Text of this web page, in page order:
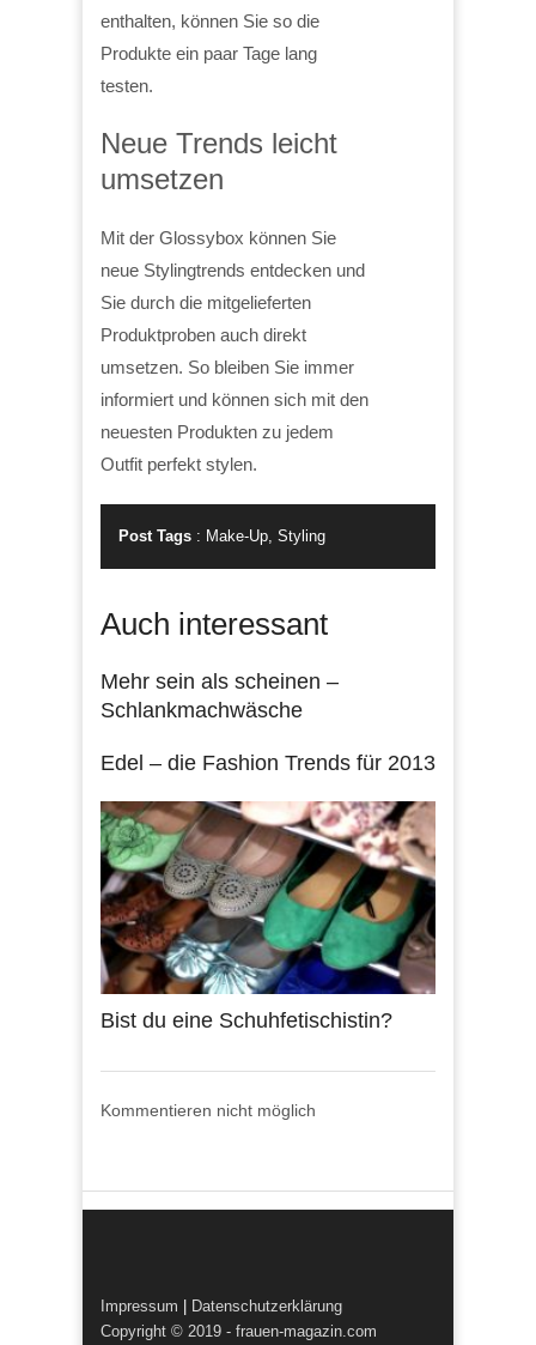
enthalten, können Sie so die
Produkte ein paar Tage lang
testen.
Neue Trends leicht
umsetzen
Mit der Glossybox können Sie
neue Stylingtrends entdecken und
Sie durch die mitgelieferten
Produktproben auch direkt
umsetzen. So bleiben Sie immer
informiert und können sich mit den
neuesten Produkten zu jedem
Outfit perfekt stylen.
Post Tags : Make-Up Styling
Auch interessant
Mehr sein als scheinen –
Schlankmachwäsche
Edel – die Fashion Trends für 2013
Bist du eine Schuhfetischistin?
Kommentieren nicht möglich
Impressum
Datenschutzerklärung
Copyright © 2019 - frauen-magazin.com